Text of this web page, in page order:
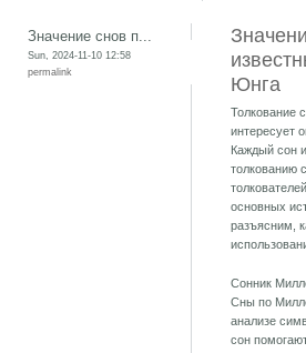
Значение снов п...
Sun, 2024-11-10 12:58
permalink
Юнга
Толкование
интересует
Каждый сон
толкованию
основных
разъясним,
Сонник
Сны по
анализе
сон